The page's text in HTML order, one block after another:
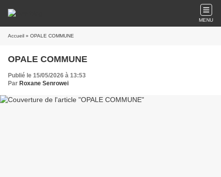
MENU
Accueil » OPALE COMMUNE
OPALE COMMUNE
Publié le 15/05/2026 à 13:53
Par Roxane Senrowei